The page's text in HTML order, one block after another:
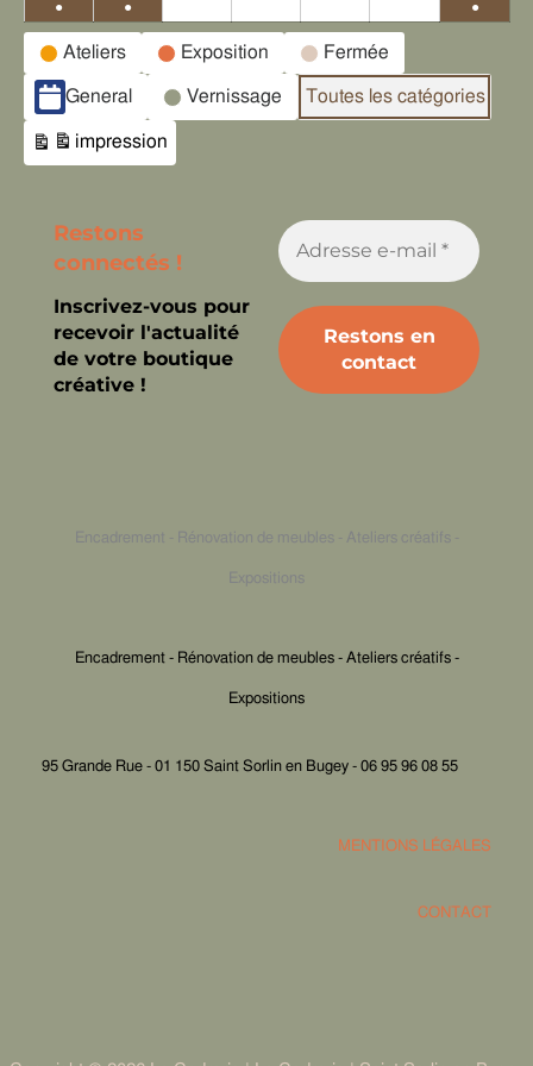
● ● ●
Catégories
d’évènement
Ateliers Exposition Fermée
General Vernissage Toutes les catégories
Vue
impression
Restons
connectés !
Inscrivez-vous pour
recevoir l'actualité
de votre boutique
créative !
Encadrement - Rénovation de meubles - Ateliers créatifs -
Expositions
Encadrement - Rénovation de meubles - Ateliers créatifs -
Expositions
95 Grande Rue - 01 150 Saint Sorlin en Bugey - 06 95 96 08 55
MENTIONS LÉGALES
CONTACT